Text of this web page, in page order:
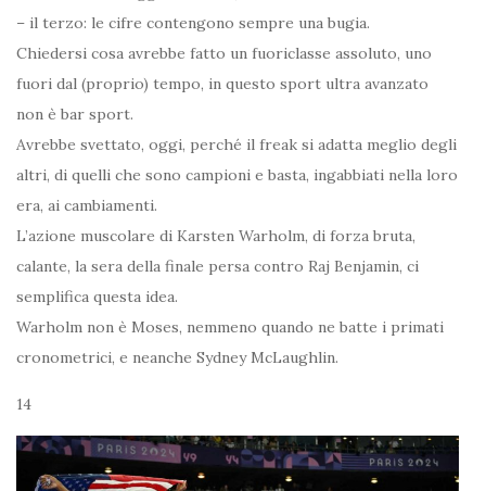
– il terzo: le cifre contengono sempre una bugia.
Chiedersi cosa avrebbe fatto un fuoriclasse assoluto, uno
fuori dal (proprio) tempo, in questo sport ultra avanzato
non è bar sport.
Avrebbe svettato, oggi, perché il freak si adatta meglio degli
altri, di quelli che sono campioni e basta, ingabbiati nella loro
era, ai cambiamenti.
L’azione muscolare di Karsten Warholm, di forza bruta,
calante, la sera della finale persa contro Raj Benjamin, ci
semplifica questa idea.
Warholm non è Moses, nemmeno quando ne batte i primati
cronometrici, e neanche Sydney McLaughlin.
14